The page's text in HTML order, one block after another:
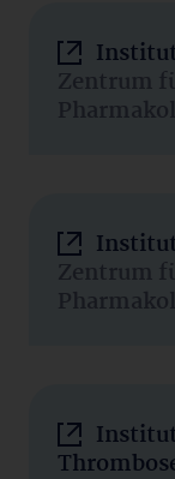
Zentrum
Zentrum